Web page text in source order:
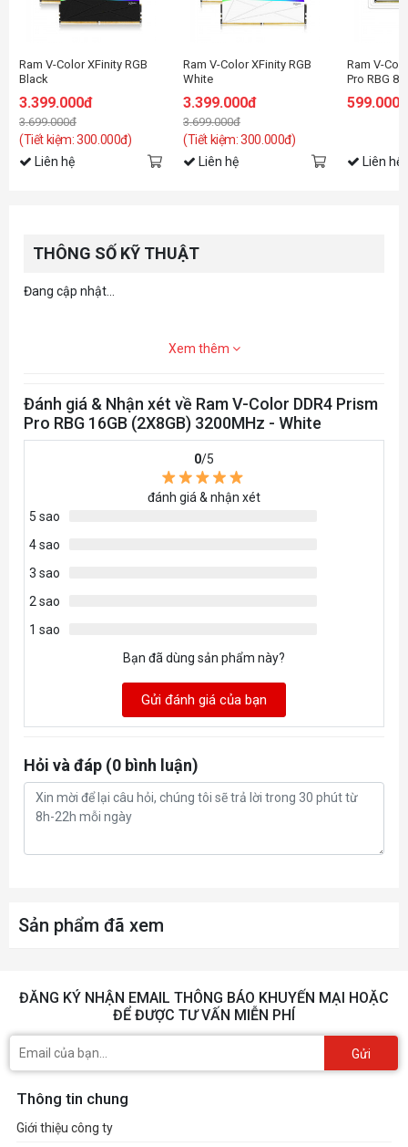
Ram V-Color XFinity RGB
Black
32GB (2x 16GB) DDR5
6000Mhz (Dual XMP 3.0 +
AMD EXPO)
3.399.000đ
3.699.000đ
(Tiết kiệm: 300.000đ)
Liên hệ
Ram V-Color XFinity RGB
White
32GB (2x 16GB) DDR5
6000Mhz (Dual XMP 3.0 +
AMD EXPO)
3.399.000đ
3.699.000đ
(Tiết kiệm: 300.000đ)
Liên hệ
Ram V-
Pro RBG
599.000đ
Liên hệ
THÔNG SỐ KỸ THUẬT
Đang cập nhật...
Xem thêm
Đánh giá & Nhận xét về Ram V-Color DDR4 Prism
Pro RBG 16GB (2X8GB) 3200MHz - White
0/5
đánh giá & nhận xét
5 sao
4 sao
3 sao
2 sao
1 sao
Bạn đã dùng sản phẩm này?
Gửi đánh giá của bạn
Hỏi và đáp (0 bình luận)
Sản phẩm đã xem
ĐĂNG KÝ NHẬN EMAIL THÔNG BÁO KHUYẾN MẠI HOẶC
ĐỂ ĐƯỢC TƯ VẤN MIỄN PHÍ
Gửi
Thông tin chung
Giới thiệu công ty